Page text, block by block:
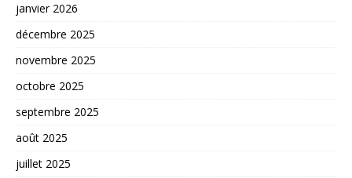
janvier 2026
décembre 2025
novembre 2025
octobre 2025
septembre 2025
août 2025
juillet 2025